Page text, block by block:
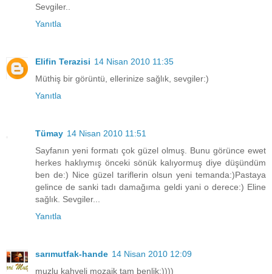
Sevgiler..
Yanıtla
Elifin Terazisi 14 Nisan 2010 11:35
Müthiş bir görüntü, ellerinize sağlık, sevgiler:)
Yanıtla
Tümay 14 Nisan 2010 11:51
Sayfanın yeni formatı çok güzel olmuş. Bunu görünce ewet
herkes haklıymış önceki sönük kalıyormuş diye düşündüm
ben de:) Nice güzel tariflerin olsun yeni temanda:)Pastaya
gelince de sanki tadı damağıma geldi yani o derece:) Eline
sağlık. Sevgiler...
Yanıtla
sarımutfak-hande 14 Nisan 2010 12:09
muzlu kahveli mozaik tam benlik:))))